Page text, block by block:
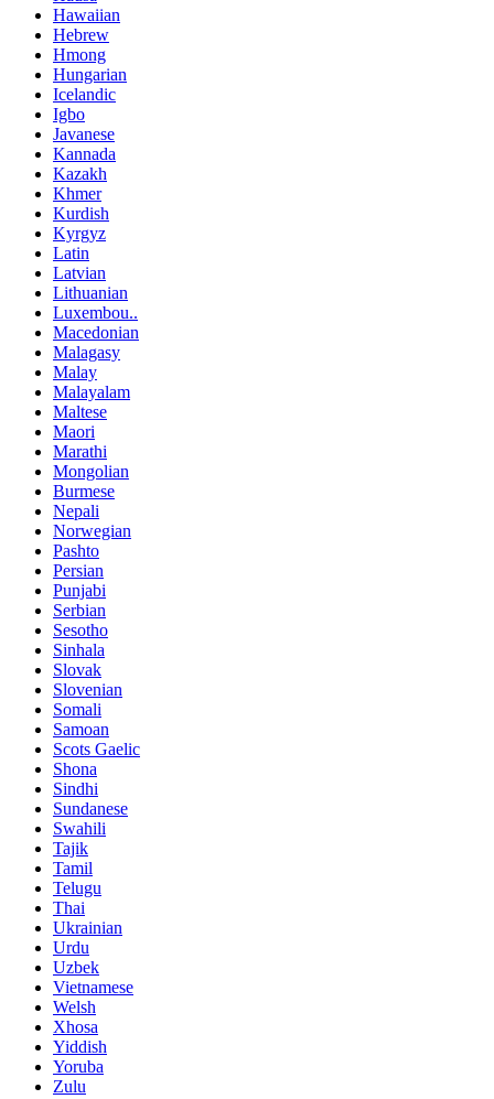
Hawaiian
Hebrew
Hmong
Hungarian
Icelandic
Igbo
Javanese
Kannada
Kazakh
Khmer
Kurdish
Kyrgyz
Latin
Latvian
Lithuanian
Luxembou..
Macedonian
Malagasy
Malay
Malayalam
Maltese
Maori
Marathi
Mongolian
Burmese
Nepali
Norwegian
Pashto
Persian
Punjabi
Serbian
Sesotho
Sinhala
Slovak
Slovenian
Somali
Samoan
Scots Gaelic
Shona
Sindhi
Sundanese
Swahili
Tajik
Tamil
Telugu
Thai
Ukrainian
Urdu
Uzbek
Vietnamese
Welsh
Xhosa
Yiddish
Yoruba
Zulu